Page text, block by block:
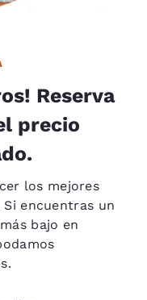
Reserva
precio
los mejores
encuentras un
bajo en